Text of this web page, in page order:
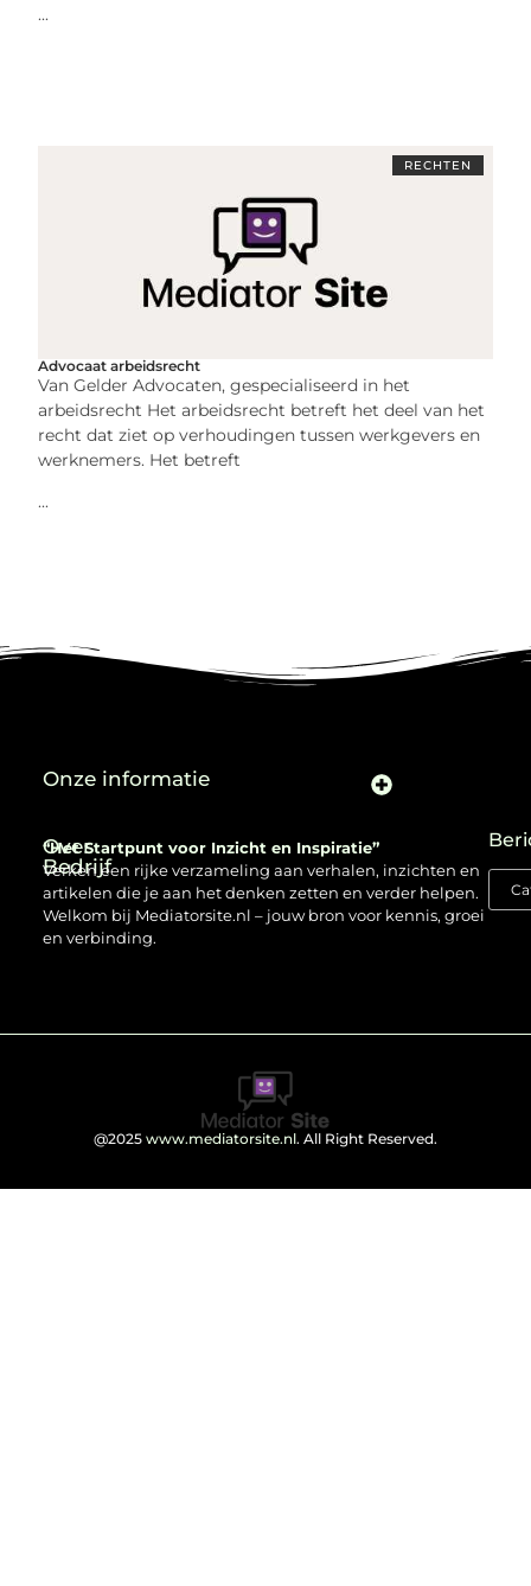
...
RECHTEN
Advocaat arbeidsrecht
Van Gelder Advocaten, gespecialiseerd in het
arbeidsrecht Het arbeidsrecht betreft het deel van het
recht dat ziet op verhoudingen tussen werkgevers en
werknemers. Het betreft
...
Over
Bedrijf
“Het Startpunt voor Inzicht en Inspiratie”
Verken een rijke verzameling aan verhalen, inzichten en
artikelen die je aan het denken zetten en verder helpen.
Welkom bij Mediatorsite.nl – jouw bron voor kennis, groei
en verbinding.
Onze informatie
@2025 www.mediatorsite.nl. All Right Reserved.